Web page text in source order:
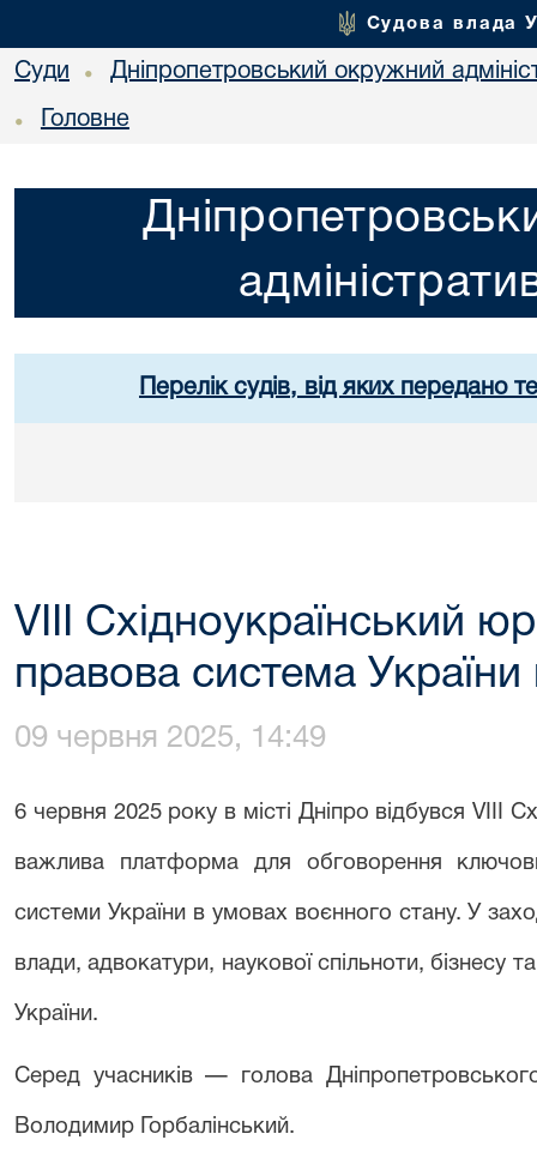
Судова влада
Суди • Дніпропетровський окружний
• Головне
Перелік судів, від яких передано
VIII Східноукраїнський
правова система України
09 червня 2025, 14:49
6 червня 2025 року в місті Дніпро відбувся VIII
важлива платформа для обговорення
системи України в умовах воєнного стану. У
влади, адвокатури, наукової спільноти, бізнесу
України.
Серед учасників — голова
Володимир Горбалінський.